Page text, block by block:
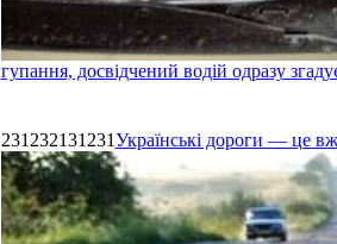
гупання, досвідчений водій одразу
231232131231Українські дороги — це